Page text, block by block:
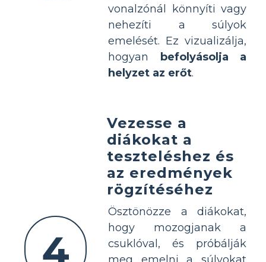
vonalzónál könnyíti vagy
nehezíti a súlyok
emelését. Ez vizualizálja,
hogyan
befolyásolja a
helyzet az erőt.
4
Vezesse a
diákokat a
teszteléshez és
az eredmények
rögzítéséhez
Ösztönözze a diákokat,
hogy mozogjanak a
csuklóval, és próbálják